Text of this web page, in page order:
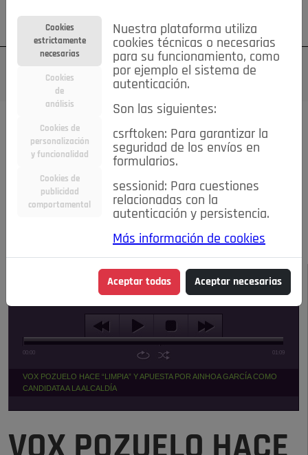
Su cuenta Regístrese ¿Olvidó su contraseña?
Todas las noticias..
#TePrestoMisOjos Caridad
Ciencia&Tecnología
Economía
Entretenimiento
Estilo de Vida
Internacional
Madrid Opinión IN
Pozuelo de Alarcón
Salud 🔴 En Directo
NOTICIAS
Escucha el audio de esta noticia:
00:00 01:09
VOX POZUELO HACE “LIMPIA” Y APUESTA POR AINHOA GARCÍA COMO
CANDIDATA A LA ALCALDÍA
Cookies
estrictamente
necesarias
Cookies
de
análisis
Cookies de
personalización
y funcionalidad
Cookies de
publicidad
comportamental
Nuestra plataforma utiliza
cookies técnicas o necesarias
para su funcionamiento, como
por ejemplo el sistema de
autenticación.
Son las siguientes:
csrftoken: Para garantizar la
seguridad de los envíos en
formularios.
sessionid: Para cuestiones
relacionadas con la
autenticación y persistencia.
Más información de cookies
Aceptar todas Aceptar necesarias